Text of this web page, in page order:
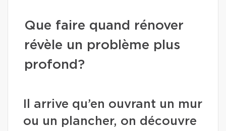
Que faire quand rénover
révèle un problème plus
profond?
Il arrive qu’en ouvrant un mur
ou un plancher, on découvre